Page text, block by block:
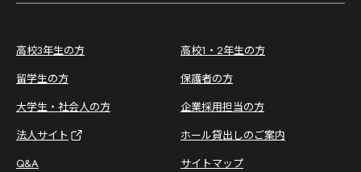
;
高校3年生の方
高校1・2年生の方
留学生の方
保護者の方
大学生・社会人の方
企業採用担当の方
法人サイト
ホール貸出しのご案内
Q&A
サイトマップ